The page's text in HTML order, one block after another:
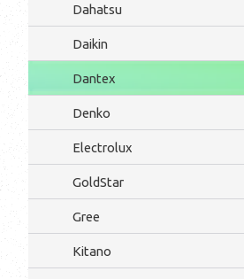
Dahatsu
Daikin
Dantex
Denko
Electrolux
GoldStar
Gree
Kitano